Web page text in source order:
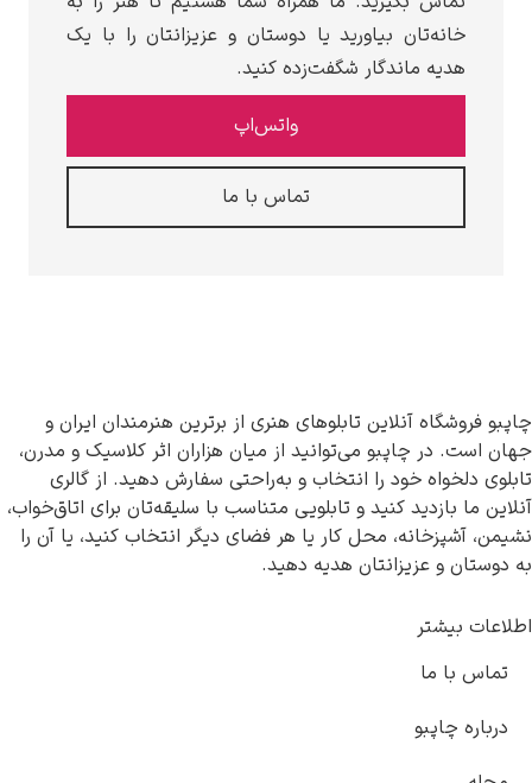
بیاورید یا دوستان و عزیزانتان را با یک
ماندگار شگفت‌زده کنید.
تماس با ما
آنلاین تابلوهای هنری از برترین هنرمندان ایران و
چاپبو می‌توانید از میان هزاران اثر کلاسیک و مدرن،
خود را انتخاب و به‌راحتی سفارش دهید. از گالری
کنید و تابلویی متناسب با سلیقه‌تان برای اتاق‌خواب،
محل کار یا هر فضای دیگر انتخاب کنید، یا آن را
و عزیزانتان هدیه دهید.
ما